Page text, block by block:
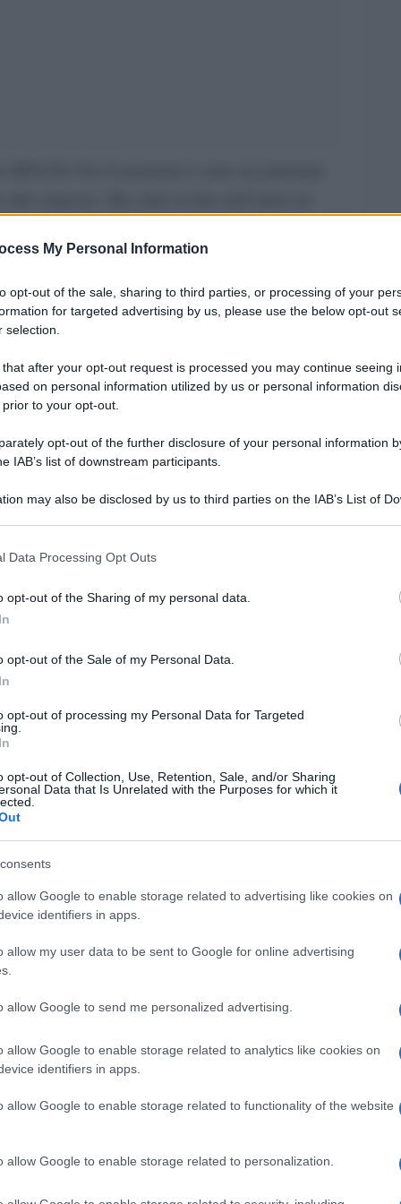
My Personal Information
opt-out of the sale, sharing to third parties, or processing of your
for targeted advertising by us, please use the below opt-out
selection.
that after your opt-out request is processed you may continue seeing
on personal information utilized by us or personal information
to your opt-out.
opt-out of the further disclosure of your personal information
IAB’s list of downstream participants.
may also be disclosed by us to third parties on the IAB’s List of
including but not limited to your visit or usage behaviour. You may click
to Google and its third-party tags to use your data for below specified
consent section.
Data Processing Opt Outs
opt-out of the Sharing of my personal data.
opt-out of the Sale of my Personal Data.
opt-out of processing my Personal Data for Targeted
opt-out of Collection, Use, Retention, Sale, and/or Sharing
Data that Is Unrelated with the Purposes for which it
allow Google to enable storage related to advertising like cookies on
identifiers in apps.
allow my user data to be sent to Google for online advertising
allow Google to send me personalized advertising.
allow Google to enable storage related to analytics like cookies on
identifiers in apps.
allow Google to enable storage related to functionality of the website
allow Google to enable storage related to personalization.
annunciato la ministra dell’Interno Luciana
ne devo parlare in Consiglio dei
saranno inserite modifiche connesse alle
della Repubblica”.
in commissione Affari costituzionali della
sui contenuti del provvedimento. Ma fa sapere
del Viminale, che hanno già prodotto un
prima di essere portato in Consiglio dei
alleati di Governo e dal premier Giuseppe
alle capacità di mediazione sviluppate
una formulazione che stia bene al Pd, che
per mantenere comunque una linea di rigore
dovrebbe insegnarci qualcosa
di revisione dei due dl è rappresentata
al momento di firmare i provvedimenti.
il nuovo testo. Col primo decreto Salvini
umanitaria ed il capo dello Stato ha
quanto direttamente disposto
quanto discende dagli impegni internazionali
“restano fermi gli obblighi costituzionali e
si apprende, sarà inserita nel nuovo decreto.
di Mattarella al secondo dl sicurezza,
le navi ong che fanno soccorso nel
punto dai tecnici del Viminale interviene così
milione di euro alla nave che viola il divieto
Il
dei
Il
Lo